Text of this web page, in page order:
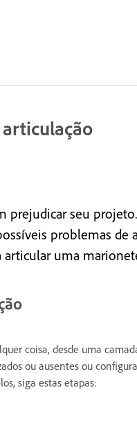
prejudicar seu
problemas de
uma
coisa, desde uma
ou ausentes ou
siga estas etapas: